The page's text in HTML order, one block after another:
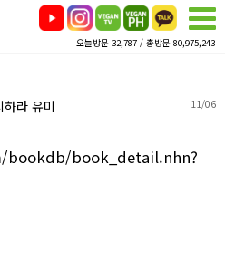
오늘방문 32,787 / 총방문 80,975,243
라 유미 11/06
book_detail.nhn?